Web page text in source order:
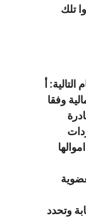
تلك
أ
وفقا
وتحدد